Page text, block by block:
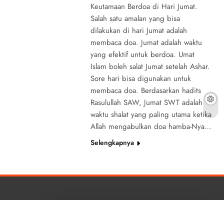
Keutamaan Berdoa di Hari Jumat.
Salah satu amalan yang bisa
dilakukan di hari Jumat adalah
membaca doa. Jumat adalah waktu
yang efektif untuk berdoa. Umat
Islam boleh salat Jumat setelah Ashar.
Sore hari bisa digunakan untuk
membaca doa. Berdasarkan hadits
Rasulullah SAW, Jumat SWT adalah
waktu shalat yang paling utama ketika
Allah mengabulkan doa hamba-Nya…
Selengkapnya